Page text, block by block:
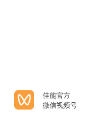
佳能官方
微信视频号